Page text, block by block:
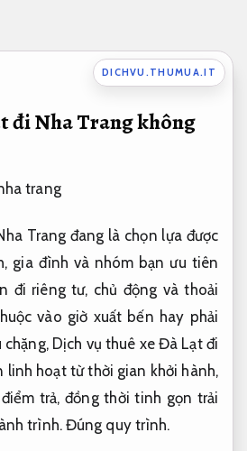
DICHVU.THUMUA.IT
đi Nha Trang không
Trang đang là chọn lựa được
gia đình và nhóm bạn ưu tiên
đi riêng tư, chủ động và thoải
vào giờ xuất bến hay phải
Dịch vụ thuê xe Đà Lạt đi
linh hoạt từ thời gian khởi hành,
trả, đồng thời tinh gọn trải
trình. Đúng quy trình.